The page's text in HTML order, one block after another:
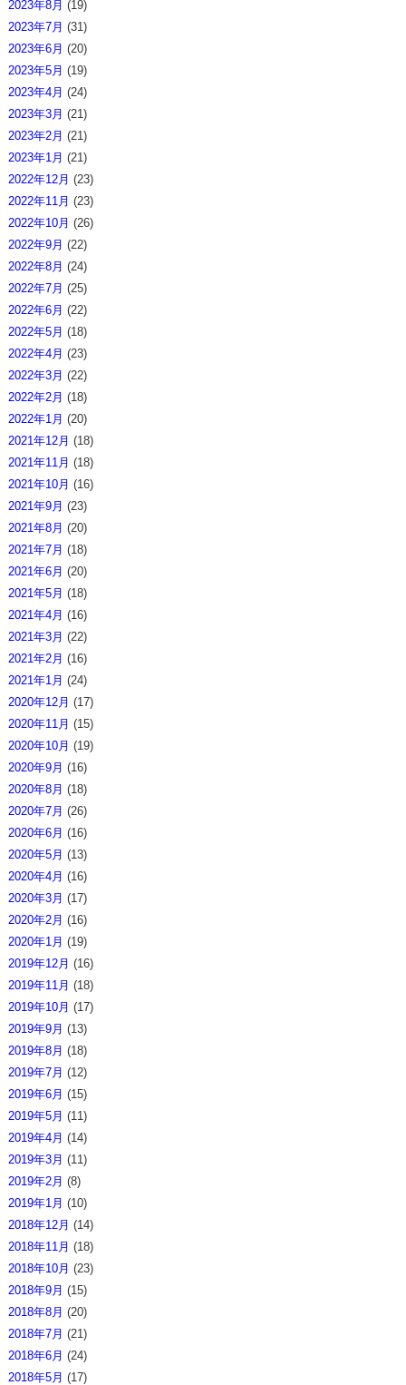
2023年8月 (19)
2023年7月 (31)
2023年6月 (20)
2023年5月 (19)
2023年4月 (24)
2023年3月 (21)
2023年2月 (21)
2023年1月 (21)
2022年12月 (23)
2022年11月 (23)
2022年10月 (26)
2022年9月 (22)
2022年8月 (24)
2022年7月 (25)
2022年6月 (22)
2022年5月 (18)
2022年4月 (23)
2022年3月 (22)
2022年2月 (18)
2022年1月 (20)
2021年12月 (18)
2021年11月 (18)
2021年10月 (16)
2021年9月 (23)
2021年8月 (20)
2021年7月 (18)
2021年6月 (20)
2021年5月 (18)
2021年4月 (16)
2021年3月 (22)
2021年2月 (16)
2021年1月 (24)
2020年12月 (17)
2020年11月 (15)
2020年10月 (19)
2020年9月 (16)
2020年8月 (18)
2020年7月 (26)
2020年6月 (16)
2020年5月 (13)
2020年4月 (16)
2020年3月 (17)
2020年2月 (16)
2020年1月 (19)
2019年12月 (16)
2019年11月 (18)
2019年10月 (17)
2019年9月 (13)
2019年8月 (18)
2019年7月 (12)
2019年6月 (15)
2019年5月 (11)
2019年4月 (14)
2019年3月 (11)
2019年2月 (8)
2019年1月 (10)
2018年12月 (14)
2018年11月 (18)
2018年10月 (23)
2018年9月 (15)
2018年8月 (20)
2018年7月 (21)
2018年6月 (24)
2018年5月 (17)